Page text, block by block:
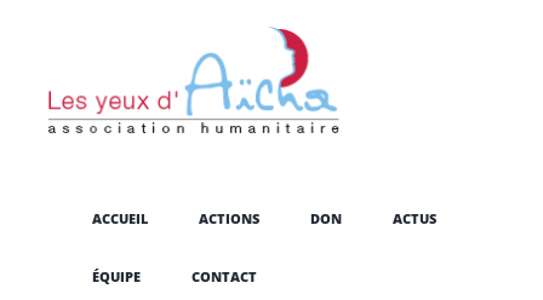
ACCUEIL ACTIONS DON ACTUS
ÉQUIPE CONTACT